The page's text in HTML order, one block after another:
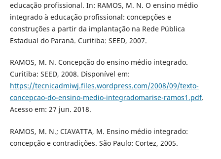
educação profissional. In: RAMOS, M. N. O ensino médio
integrado à educação profissional: concepções e
construções a partir da implantação na Rede Pública
Estadual do Paraná. Curitiba: SEED, 2007.
RAMOS, M. N. Concepção do ensino médio integrado.
Curitiba: SEED, 2008. Disponível em:
https://tecnicadmiwj.files.wordpress.com/2008/09/texto-
concepcao-do-ensino-medio-integradomarise-ramos1.pdf.
Acesso em: 27 jun. 2018.
RAMOS, M. N.; CIAVATTA, M. Ensino médio integrado:
concepção e contradições. São Paulo: Cortez, 2005.